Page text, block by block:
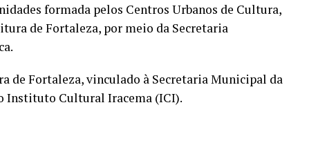
formada pelos Centros Urbanos de Cultura,
de Fortaleza, por meio da Secretaria
de Fortaleza, vinculado à Secretaria Municipal da
Instituto Cultural Iracema (ICI).